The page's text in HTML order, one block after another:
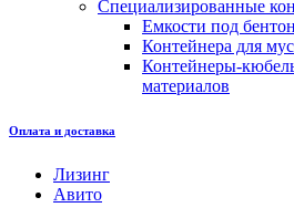
Специализированные
Емкости под
Контейнера для
Контейнеры-
материалов
Оплата и доставка
Лизинг
Авито